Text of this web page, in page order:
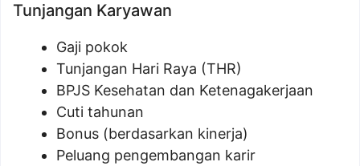
Tunjangan Karyawan
Gaji pokok
Tunjangan Hari Raya (THR)
BPJS Kesehatan dan Ketenagakerjaan
Cuti tahunan
Bonus (berdasarkan kinerja)
Peluang pengembangan karir